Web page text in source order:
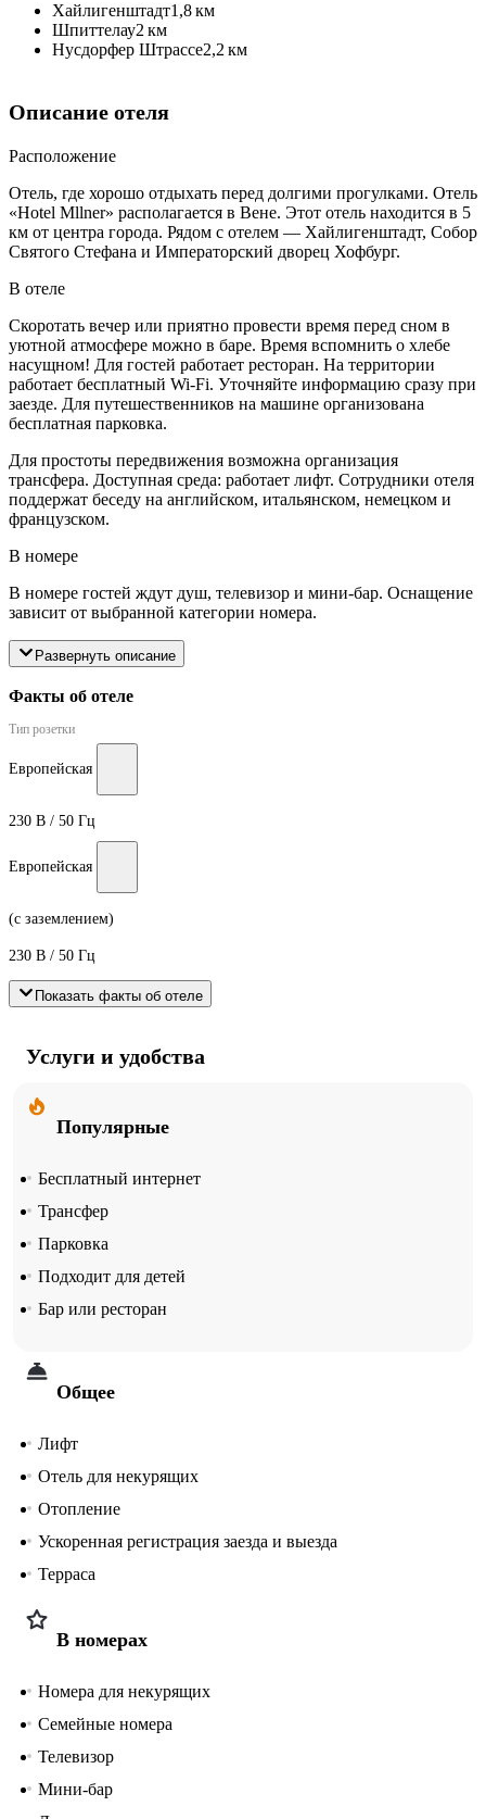
Хайлигенштадт1,8 км
Шпиттелау2 км
Нусдорфер Штрассе2,2 км
Описание отеля
Расположение
Отель, где хорошо отдыхать перед долгими прогулками. Отель
«Hotel Mllner» располагается в Вене. Этот отель находится в 5
км от центра города. Рядом с отелем — Хайлигенштадт, Собор
Святого Стефана и Императорский дворец Хофбург.
В отеле
Скоротать вечер или приятно провести время перед сном в
уютной атмосфере можно в баре. Время вспомнить о хлебе
насущном! Для гостей работает ресторан. На территории
работает бесплатный Wi-Fi. Уточняйте информацию сразу при
заезде. Для путешественников на машине организована
бесплатная парковка.
Для простоты передвижения возможна организация
трансфера. Доступная среда: работает лифт. Сотрудники отеля
поддержат беседу на английском, итальянском, немецком и
французском.
В номере
В номере гостей ждут душ, телевизор и мини-бар. Оснащение
зависит от выбранной категории номера.
Развернуть описание
Факты об отеле
Тип розетки
Европейская
230 В / 50 Гц
Европейская
(с заземлением)
230 В / 50 Гц
Показать факты об отеле
Услуги и удобства
Популярные
Бесплатный интернет
Трансфер
Парковка
Подходит для детей
Бар или ресторан
Общее
Лифт
Отель для некурящих
Отопление
Ускоренная регистрация заезда и выезда
Терраса
В номерах
Номера для некурящих
Семейные номера
Телевизор
Мини-бар